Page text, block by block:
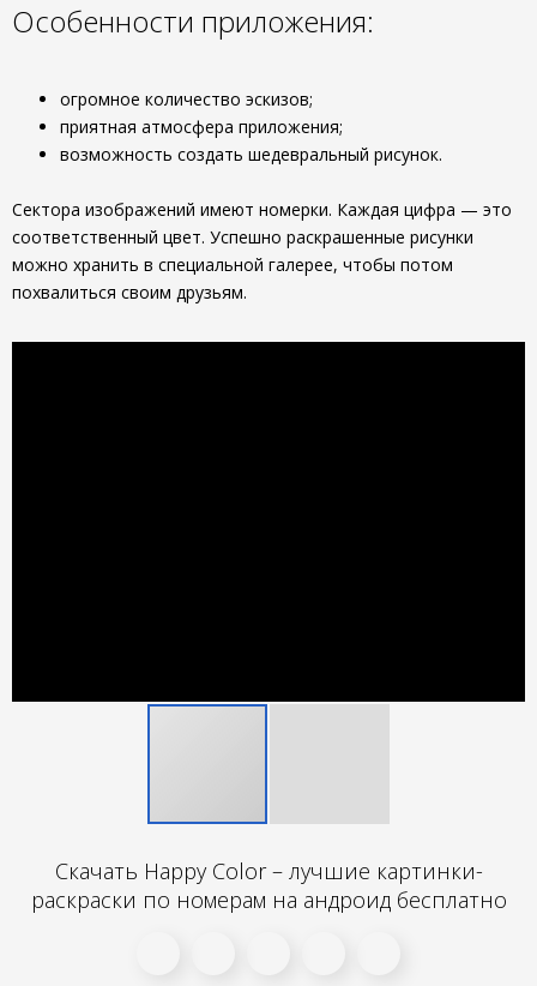
Особенности приложения:
огромное количество эскизов;
приятная атмосфера приложения;
возможность создать шедевральный рисунок.
Сектора изображений имеют номерки. Каждая цифра — это
соответственный цвет. Успешно раскрашенные рисунки
можно хранить в специальной галерее, чтобы потом
похвалиться своим друзьям.
Скачать Happy Color – лучшие картинки-
раскраски по номерам на андроид бесплатно